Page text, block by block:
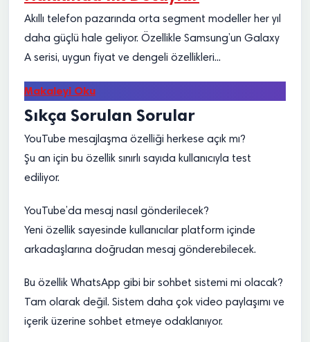
Akıllı telefon pazarında orta segment modeller her yıl
daha güçlü hale geliyor. Özellikle Samsung’un Galaxy
A serisi, uygun fiyat ve dengeli özellikleri...
Makaleyi Oku
Sıkça Sorulan Sorular
YouTube mesajlaşma özelliği herkese açık mı?
Şu an için bu özellik sınırlı sayıda kullanıcıyla test
ediliyor.
YouTube’da mesaj nasıl gönderilecek?
Yeni özellik sayesinde kullanıcılar platform içinde
arkadaşlarına doğrudan mesaj gönderebilecek.
Bu özellik WhatsApp gibi bir sohbet sistemi mi olacak?
Tam olarak değil. Sistem daha çok video paylaşımı ve
içerik üzerine sohbet etmeye odaklanıyor.